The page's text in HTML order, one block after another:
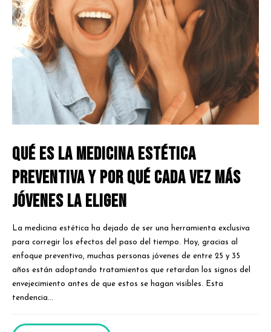
Qué es la medicina estética
preventiva y por qué cada vez más
jóvenes la eligen
La medicina estética ha dejado de ser una herramienta exclusiva
para corregir los efectos del paso del tiempo. Hoy, gracias al
enfoque preventivo, muchas personas jóvenes de entre 25 y 35
años están adoptando tratamientos que retardan los signos del
envejecimiento antes de que estos se hagan visibles. Esta
tendencia...